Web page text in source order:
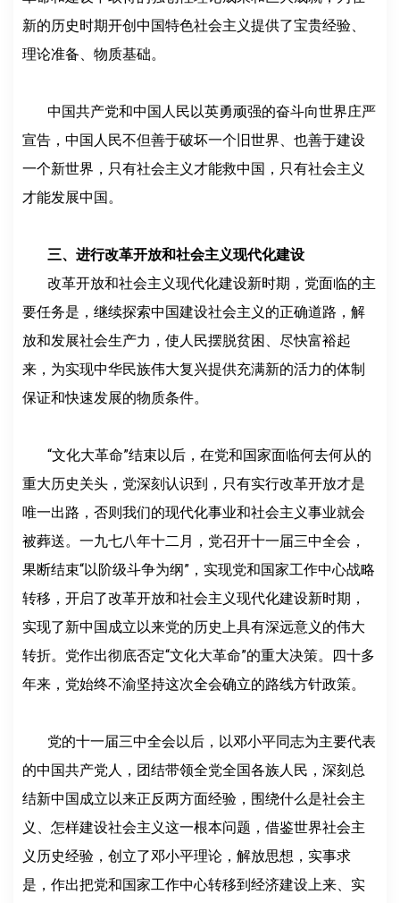
新的历史时期开创中国特色社会主义提供了宝贵经验、
理论准备、物质基础。
中国共产党和中国人民以英勇顽强的奋斗向世界庄严
宣告，中国人民不但善于破坏一个旧世界、也善于建设
一个新世界，只有社会主义才能救中国，只有社会主义
才能发展中国。
三、进行改革开放和社会主义现代化建设
改革开放和社会主义现代化建设新时期，党面临的主
要任务是，继续探索中国建设社会主义的正确道路，解
放和发展社会生产力，使人民摆脱贫困、尽快富裕起
来，为实现中华民族伟大复兴提供充满新的活力的体制
保证和快速发展的物质条件。
“文化大革命”结束以后，在党和国家面临何去何从的
重大历史关头，党深刻认识到，只有实行改革开放才是
唯一出路，否则我们的现代化事业和社会主义事业就会
被葬送。一九七八年十二月，党召开十一届三中全会，
果断结束“以阶级斗争为纲”，实现党和国家工作中心战略
转移，开启了改革开放和社会主义现代化建设新时期，
实现了新中国成立以来党的历史上具有深远意义的伟大
转折。党作出彻底否定“文化大革命”的重大决策。四十多
年来，党始终不渝坚持这次全会确立的路线方针政策。
党的十一届三中全会以后，以邓小平同志为主要代表
的中国共产党人，团结带领全党全国各族人民，深刻总
结新中国成立以来正反两方面经验，围绕什么是社会主
义、怎样建设社会主义这一根本问题，借鉴世界社会主
义历史经验，创立了邓小平理论，解放思想，实事求
是，作出把党和国家工作中心转移到经济建设上来、实